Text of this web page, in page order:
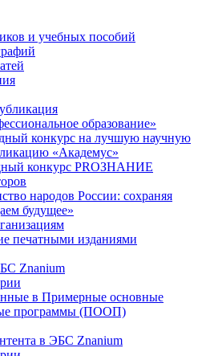
и учебных пособий
образование»
конкурс на лучшую научную
«Академус»
конкурс PROЗНАНИЕ
народов России: сохраняя
будущее»
печатными изданиями
Znanium
в Примерные основные
программы (ПООП)
в ЭБС Znanium